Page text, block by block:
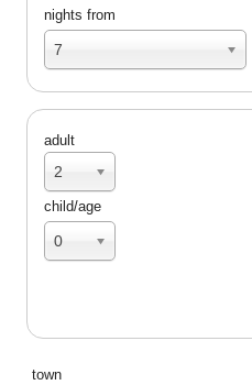
nights from
7
adult
2
child/age
0
town